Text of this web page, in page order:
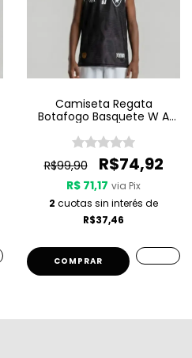
Camiseta Regata
Botafogo Basquete W A
R$99,90 R$74,92
R$ 71,17 via Pix
2 cuotas sin interés de
R$37,46
COMPRAR